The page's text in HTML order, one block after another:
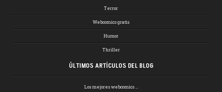
Terror
Webcomics gratis
Humor
Thriller
ÚLTIMOS ARTÍCULOS DEL BLOG
Los mejores webcomics …